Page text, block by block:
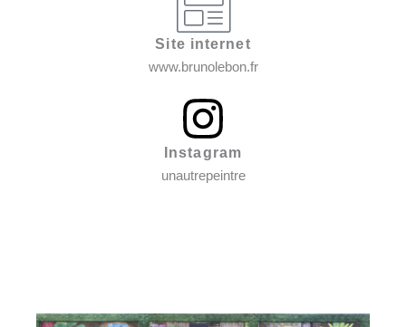
Site internet
www.brunolebon.fr
Instagram
unautrepeintre